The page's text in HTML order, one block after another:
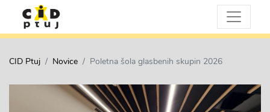
CID Ptuj Novice Poletna šola glasbenih skupin 2026